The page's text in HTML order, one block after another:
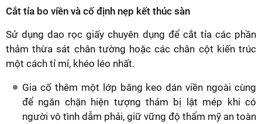
Cắt tỉa bo viền và cố định nẹp kết thúc sàn
Sử dụng dao rọc giấy chuyên dụng để cắt tỉa các phần
thảm thừa sát chân tường hoặc các chân cột kiến trúc
một cách tỉ mỉ, khéo léo nhất.
Gia cố thêm một lớp băng keo dán viền ngoài cùng
để ngăn chặn hiện tượng thảm bị lật mép khi có
người vô tình dẫm phải, giữ vững độ thẩm mỹ an toàn